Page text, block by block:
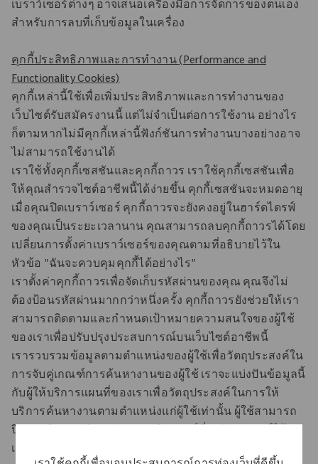
เบราว์เซอร์ต่างๆ อาจเสนอเครื่องมือการจัดการของตนเอง
สําหรับการลบที่เก็บข้อมูลในเครื่อง
คุกกี้ประสิทธิภาพและการทํางาน (Performance and
Functionality Cookies)
คุกกี้เหล่านี้ใช้เพื่อเพิ่มประสิทธิภาพและการทํางานของ
เว็บไซต์รับสมัครงานนี้ แต่ไม่จําเป็นต่อการใช้งาน อย่างไร
ก็ตามหากไม่มีคุกกี้เหล่านี้ฟังก์ชันการทํางานบางอย่างอาจ
ไม่สามารถใช้งานได้
เราใช้ทั้งคุกกี้เซสชันและคุกกี้ถาวร เราใช้คุกกี้เซสชันเพื่อ
ให้คุณสํารวจไซต์อาชีพนี้ได้ง่ายขึ้น คุกกี้เซสชันจะหมดอายุ
เมื่อคุณปิดเบราว์เซอร์ คุกกี้ถาวรจะยังคงอยู่ในฮาร์ดไดรฟ์
ของคุณเป็นระยะเวลานาน คุณสามารถลบคุกกี้ถาวรได้โดย
เปลี่ยนการตั้งค่าเบราว์เซอร์ของคุณตามที่อธิบายไว้ใน
หัวข้อ "ฉันจะควบคุมคุกกี้ได้อย่างไร"
เราตั้งค่าคุกกี้ถาวรเพื่อจัดเก็บรหัสผ่านของคุณ คุณจึงไม่
ต้องป้อนรหัสผ่านมากกว่าหนึ่งครั้ง คุกกี้ถาวรยังช่วยให้เรา
สามารถติดตามและกําหนดเป้าหมายความสนใจของผู้ใช้
ของเราเพื่อปรับปรุงประสบการณ์บนเว็บไซต์อาชีพนี้
เรารวบรวมข้อมูลตามตําแหน่งของผู้ใช้เพื่อวัตถุประสงค์ใน
การจับคู่เกณฑ์การค้นหางานของผู้ใช้ เราจะแบ่งปันข้อมูลนี้
กับผู้ให้บริการแผนที่ของเราเพื่อวัตถุประสงค์ในการให้
บริการค้นหางานตามตําแหน่งแก่ผู้ใช้เท่านั้น ผู้ใช้สามารถ
ปิดการติดตามตําแหน่งทางภูมิศาสตร์ที่ระดับอุปกรณ์ได้
เมื่อปิดการติดตามตําแหน่ง จะไม่มีการให้บริการตามภูมิ